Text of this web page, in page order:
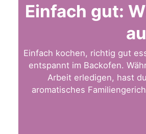
Einfach gut:
Einfach kochen, richtig gut
entspannt im Backofen.
Arbeit erledigen, hast
aromatisches